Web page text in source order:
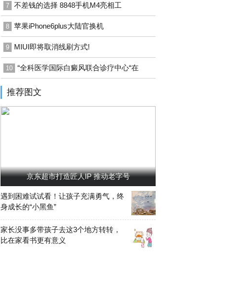
7 不差钱的选择 8848手机M4亮相工
8 苹果iPhone6plus大陆官换机
9 MIUI即将取消线刷方式!
10 “全科医学国际白癜风联合诊疗中心“在
推荐图文
京东超市打造匠人IP 推动老字号
遇到困难试试看！让孩子充满勇气，终
身成长的“小黑鱼”
家长没事多带孩子去这3个地方转转，
比在家看书更有意义